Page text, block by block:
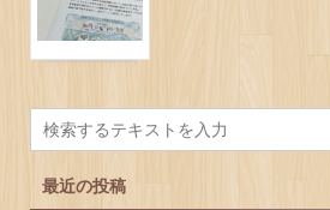
最近の投稿